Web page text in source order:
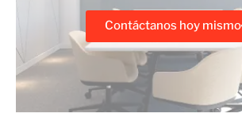
Contáctanos hoy mismo